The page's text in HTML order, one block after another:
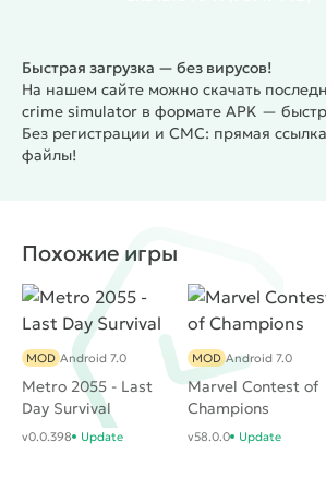
Быстрая загрузка — без вирусов!
На нашем сайте можно скачать
crime simulator в формате APK —
Без регистрации и СМС: прямая
файлы!
Похожие игры
Metro 2055 - Last
Day Survival
MOD Android 7.0
v0.0.398 Update
Marvel Contest of
Champions
MOD Android 7.0
v58.0.0 Update